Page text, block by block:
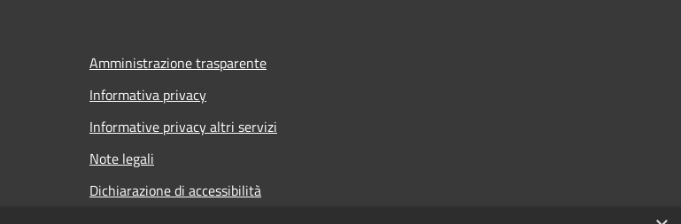
Amministrazione trasparente
Informativa privacy
Informative privacy altri servizi
Note legali
Dichiarazione di accessibilità